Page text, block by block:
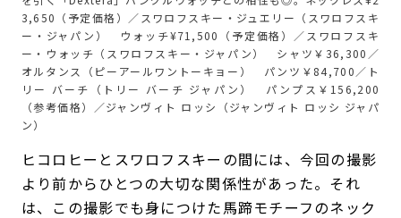
3,650（予定価格）／スワロフスキー・ジュエリー（スワロフスキ
ー・ジャパン） ウォッチ¥71,500（予定価格）／スワロフスキ
ー・ウォッチ（スワロフスキー・ジャパン） シャツ￥36,300／
オルタンス（ピーアールワントーキョー） パンツ￥84,700／ト
リー バーチ（トリー バーチ ジャパン） パンプス￥156,200
（参考価格）／ジャンヴィト ロッシ（ジャンヴィト ロッシ ジャパ
ン）
ヒコロヒーとスワロフスキーの間には、今回の撮影
より前からひとつの大切な関係性があった。それ
は、この撮影でも身につけた馬蹄モチーフのネック